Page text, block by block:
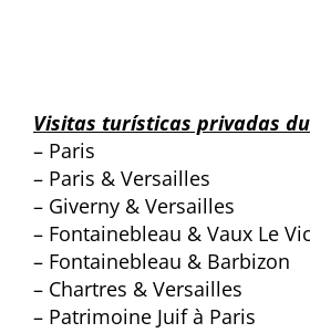
Visitas turísticas privadas
– Paris
– Paris & Versailles
– Giverny & Versailles
– Fontainebleau & Vaux Le
– Fontainebleau & Barbizon
– Chartres & Versailles
– Patrimoine Juif à Paris